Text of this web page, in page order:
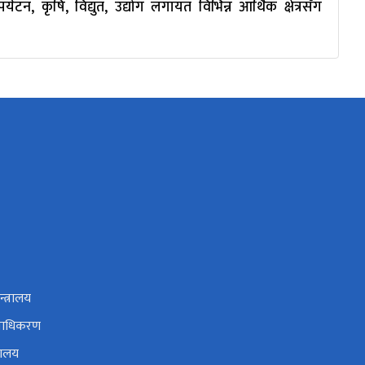
कृषि, विद्युत, उद्योग लगायत विभिन्न आर्थिक क्षेत्रसँग